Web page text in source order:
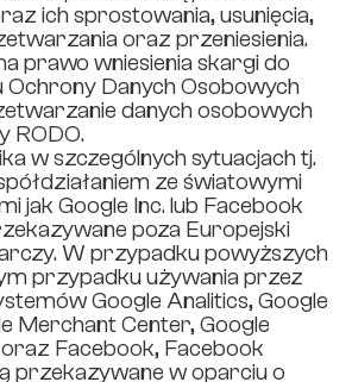
ich sprostowania, usunięcia,
oraz przeniesienia.
prawo wniesienia skargi do
Danych Osobowych
danych osobowych
RODO.
w szczególnych sytuacjach tj.
ze światowymi
jak Google Inc. lub Facebook
poza Europejski
W przypadku powyższych
przypadku używania przez
Google Analitics, Google
Merchant Center, Google
Facebook, Facebook
przekazywane w oparciu o